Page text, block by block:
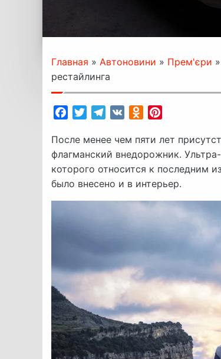
Главная » Автоновини » Прем'єри »
рестайлинга
FacebookTwitterTelegram
VK Odnoklassniki
После менее чем пяти лет
флагманский внедорожник.
которого относится к последним
было внесено и в интерьер.